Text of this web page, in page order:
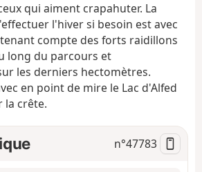
g
a
o
n
qui aiment crapahuter. La
l'hiver si besoin est avec
compte des forts raidillons
long du parcours et
les derniers hectomètres.
en point de mire le Lac d'Alfed
la crête.
n°47783